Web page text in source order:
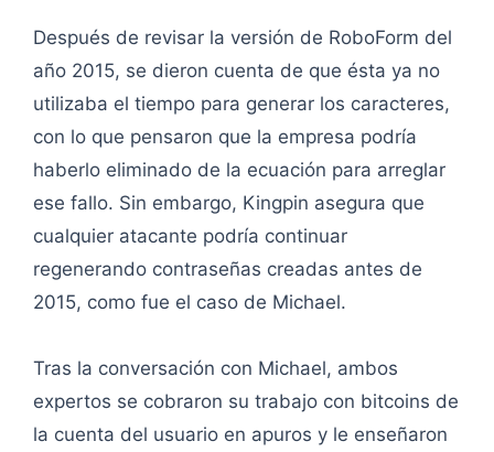
Después de revisar la versión de RoboForm del
año 2015, se dieron cuenta de que ésta ya no
utilizaba el tiempo para generar los caracteres,
con lo que pensaron que la empresa podría
haberlo eliminado de la ecuación para arreglar
ese fallo. Sin embargo, Kingpin asegura que
cualquier atacante podría continuar
regenerando contraseñas creadas antes de
2015, como fue el caso de Michael.
Tras la conversación con Michael, ambos
expertos se cobraron su trabajo con bitcoins de
la cuenta del usuario en apuros y le enseñaron